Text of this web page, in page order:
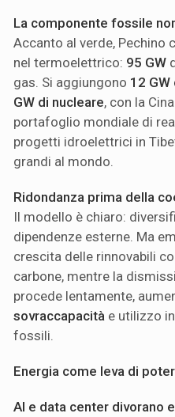
La componente fossile
Accanto al verde, Pechino
nel termoelettrico: 95 GW
gas. Si aggiungono 12
GW di nucleare, con la
portafoglio mondiale di
progetti idroelettrici in
grandi al mondo.
Ridondanza prima della
Il modello è chiaro:
dipendenze esterne. Ma
crescita delle rinnovabili
carbone, mentre la
procede lentamente,
sovraccapacità e utilizzo
fossili.
Energia come leva di
AI e data center divorano